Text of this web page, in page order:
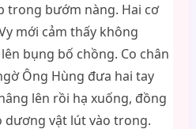
trong bướm nàng. Hai cơ
mới cảm thấy không
bụng bố chồng. Co chân
Ông Hùng đưa hai tay
lên rồi hạ xuống, đồng
dương vật lút vào trong.